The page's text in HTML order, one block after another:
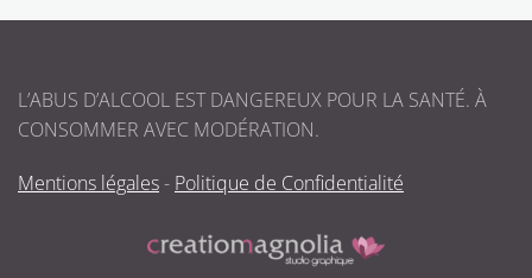
L’ABUS D’ALCOOL EST DANGEREUX POUR LA SANTÉ. À
CONSOMMER AVEC MODÉRATION.
Mentions légales- Politique de Confidentialité